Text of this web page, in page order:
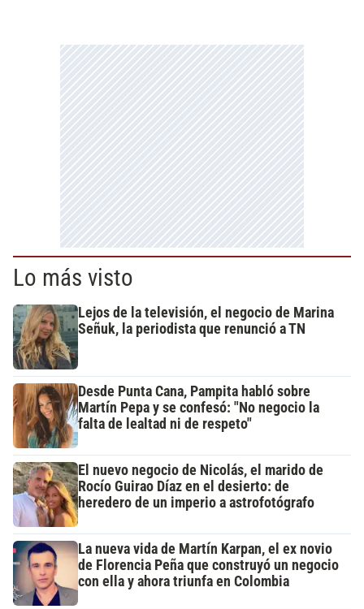
Lo más visto
Lejos de la televisión, el negocio de Marina
Señuk, la periodista que renunció a TN
Desde Punta Cana, Pampita habló sobre
Martín Pepa y se confesó: "No negocio la
falta de lealtad ni de respeto"
El nuevo negocio de Nicolás, el marido de
Rocío Guirao Díaz en el desierto: de
heredero de un imperio a astrofotógrafo
La nueva vida de Martín Karpan, el ex novio
de Florencia Peña que construyó un negocio
con ella y ahora triunfa en Colombia